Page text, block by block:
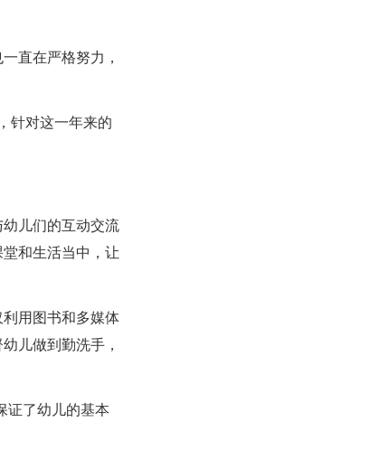
直在严格努力，
针对这一年来的
儿们的互动交流
和生活当中，让
用图书和多媒体
儿做到勤洗手，
证了幼儿的基本